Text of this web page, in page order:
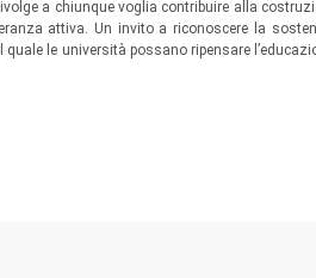
a chiunque voglia contribuire alla
attiva. Un invito a riconoscere la
le università possano ripensare